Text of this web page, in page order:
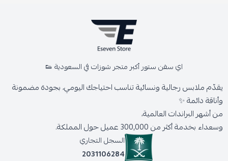
اي سفن ستور أكبر متجر شوزات في السعودية 👟
يقدّم ملابس رجالية ونسائية تناسب احتياجك اليومي، بجودة مضمونة
وأناقة دائمة ✨
من أشهر البراندات العالمية،
وسعداء بخدمة أكثر من 300,000 عميل حول المملكة.
السجل التجاري
2031106284